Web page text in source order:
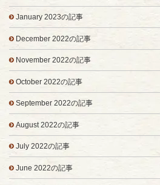
January 2023の記事
December 2022の記事
November 2022の記事
October 2022の記事
September 2022の記事
August 2022の記事
July 2022の記事
June 2022の記事